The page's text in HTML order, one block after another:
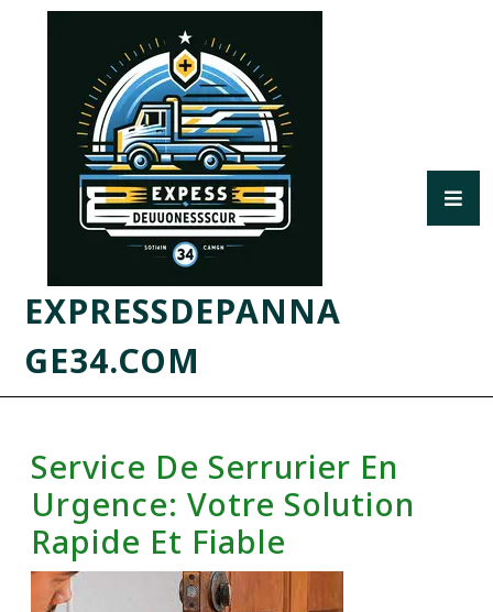
EXPRESSDEPANNA
GE34.COM
Service De Serrurier En
Urgence: Votre Solution
Rapide Et Fiable